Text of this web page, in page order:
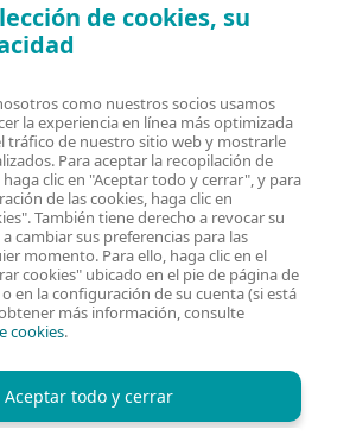
de la comunidad de
RSS Feed
Dirección
Política de Cookies
de cookies, su
como nuestros socios usamos
la experiencia en línea más optimizada
tráfico de nuestro sitio web y mostrarle
Para aceptar la recopilación de
clic en "Aceptar todo y cerrar", y para
de las cookies, haga clic en
También tiene derecho a revocar su
cambiar sus preferencias para las
momento. Para ello, haga clic en el
cookies" ubicado en el pie de página de
en la configuración de su cuenta (si está
más información, consulte
cookies.
Aceptar todo y cerrar